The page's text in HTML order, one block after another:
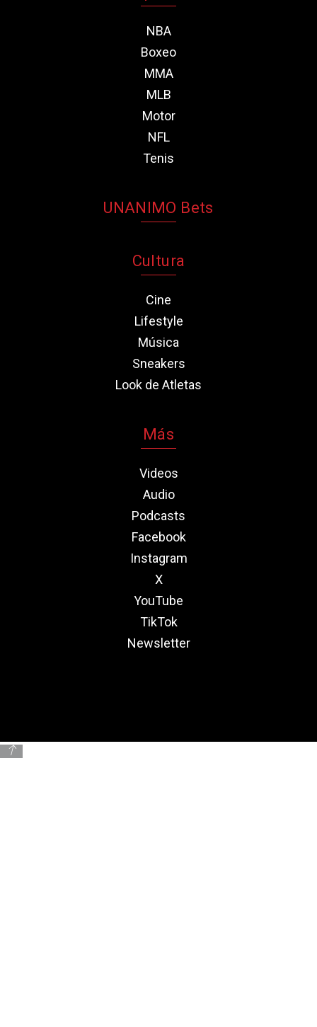
NBA
Boxeo
MMA
MLB
Motor
NFL
Tenis
UNANIMO Bets
Cultura
Cine
Lifestyle
Música
Sneakers
Look de Atletas
Más
Videos
Audio
Podcasts
Facebook
Instagram
X
YouTube
TikTok
Newsletter